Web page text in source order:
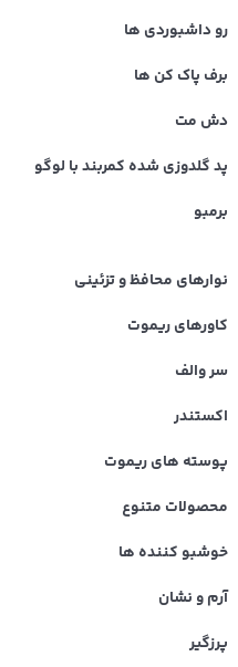
رو داشبوردی ها
برف پاک کن ها
دش مت
پد گلدوزی شده کمربند با لوگو
برمبو
نوارهای محافظ و تزئینی
کاورهای ریموت
سر والف
اکستندر
پوسته های ریموت
محصولات متنوع
خوشبو کننده ها
آرم و نشان
پرزگیر